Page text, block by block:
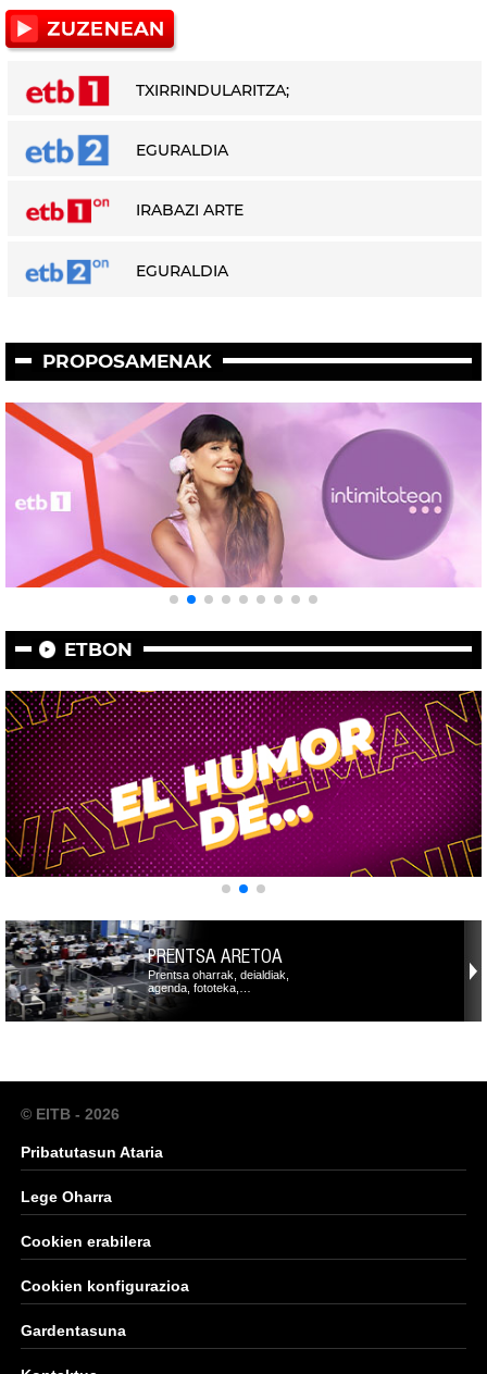
TXIRRINDULARITZA;
EGURALDIA
IRABAZI ARTE
EGURALDIA
PROPOSAMENAK
ETBON
PRENTSA ARETOA
Prentsa oharrak, deialdiak,
agenda, fototeka,…
© EITB - 2026
Pribatutasun Ataria
Lege Oharra
Cookien erabilera
Cookien konfigurazioa
Gardentasuna